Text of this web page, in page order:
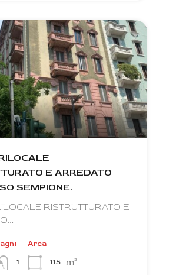
E ARREDATO
SEMPIONE.
RISTRUTTURATO E
1
Area
115
m²